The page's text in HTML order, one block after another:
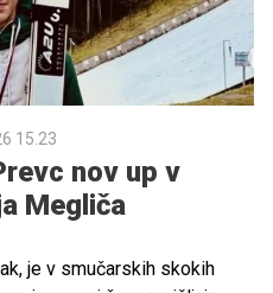
15.23
nov up v
Megliča
je v smučarskih skokih